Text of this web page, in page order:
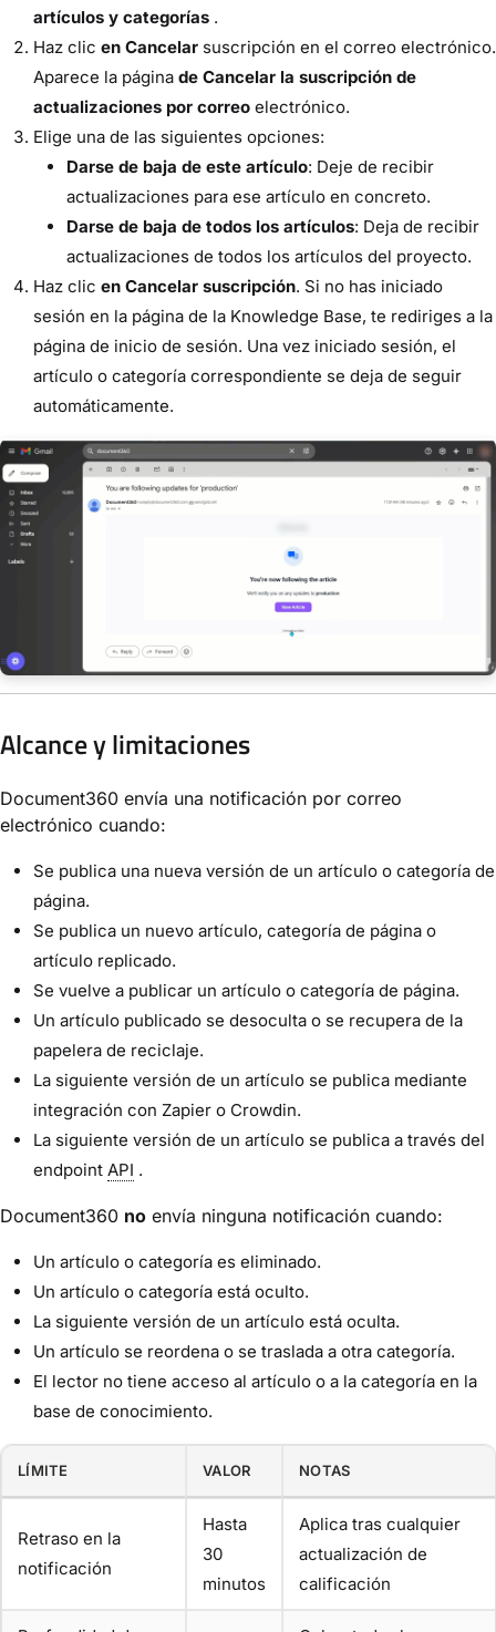
artículos y categorías .
Haz clic en Cancelar suscripción en el correo electrónico.
Aparece la página de Cancelar la suscripción de
actualizaciones por correo electrónico.
Elige una de las siguientes opciones:
Darse de baja de este artículo: Deje de recibir
actualizaciones para ese artículo en concreto.
Darse de baja de todos los artículos: Deja de recibir
actualizaciones de todos los artículos del proyecto.
Haz clic en Cancelar suscripción. Si no has iniciado
sesión en la página de la Knowledge Base, te rediriges a la
página de inicio de sesión. Una vez iniciado sesión, el
artículo o categoría correspondiente se deja de seguir
automáticamente.
Alcance y limitaciones
Document360 envía una notificación por correo
electrónico cuando:
Se publica una nueva versión de un artículo o categoría de
página.
Se publica un nuevo artículo, categoría de página o
artículo replicado.
Se vuelve a publicar un artículo o categoría de página.
Un artículo publicado se desoculta o se recupera de la
papelera de reciclaje.
La siguiente versión de un artículo se publica mediante
integración con Zapier o Crowdin.
La siguiente versión de un artículo se publica a través del
endpoint API .
Document360 no envía ninguna notificación cuando:
Un artículo o categoría es eliminado.
Un artículo o categoría está oculto.
La siguiente versión de un artículo está oculta.
Un artículo se reordena o se traslada a otra categoría.
El lector no tiene acceso al artículo o a la categoría en la
base de conocimiento.
LÍMITE VALOR NOTAS
Retraso en la
notificación
Hasta
30
minutos
Aplica tras cualquier
actualización de
calificación